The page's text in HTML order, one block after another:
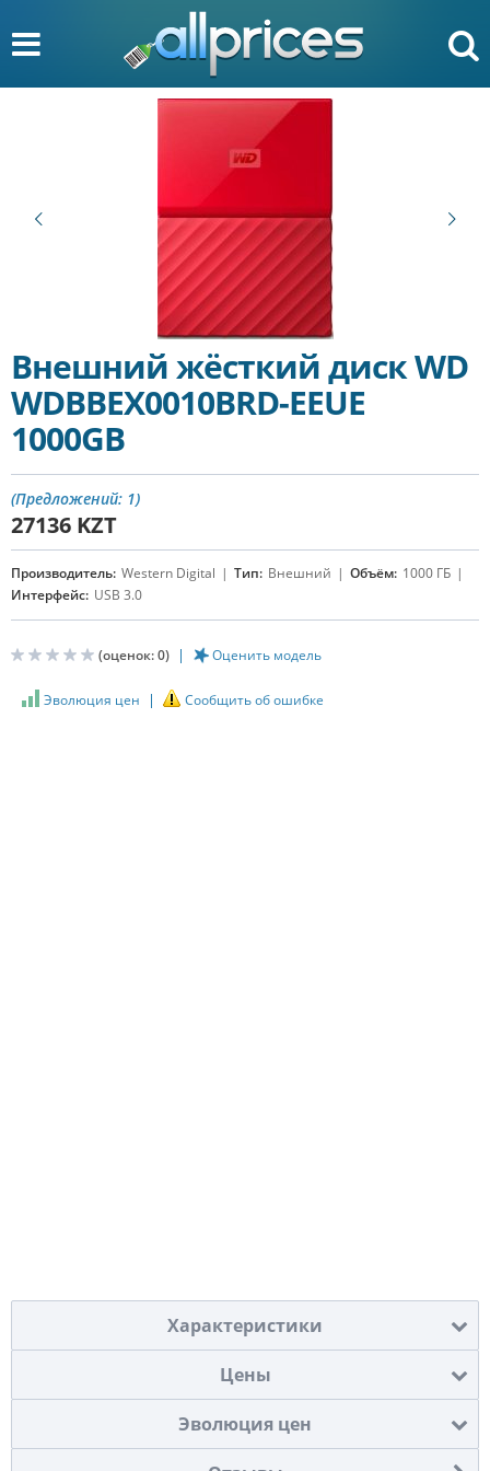
Внешний жёсткий диск WD
WDBBEX0010BRD-EEUE
1000GB
(Предложений: 1)
27136 KZT
Производитель: Western Digital Тип: Внешний Объём: 1000 ГБ
Интерфейс: USB 3.0
(оценок:0) Оценить модель
Эволюция цен Сообщить об ошибке
Характеристики
Цены
Эволюция цен